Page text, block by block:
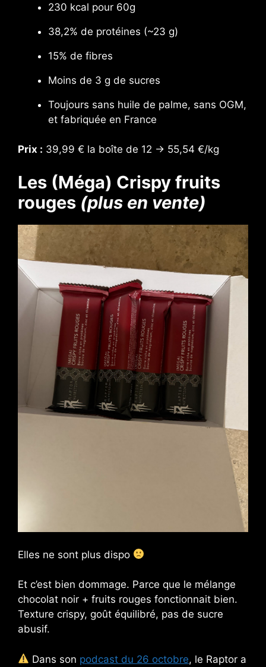
230 kcal pour 60g
38,2% de protéines (~23 g)
15% de fibres
Moins de 3 g de sucres
Toujours sans huile de palme, sans OGM,
et fabriquée en France
Prix : 39,99 € la boîte de 12 → 55,54 €/kg
Les (Méga) Crispy fruits
rouges (plus en vente)
Elles ne sont plus dispo
Et c’est bien dommage. Parce que le mélange
chocolat noir + fruits rouges fonctionnait bien.
Texture crispy, goût équilibré, pas de sucre
abusif.
Dans son podcast du 26 octobre, le Raptor a